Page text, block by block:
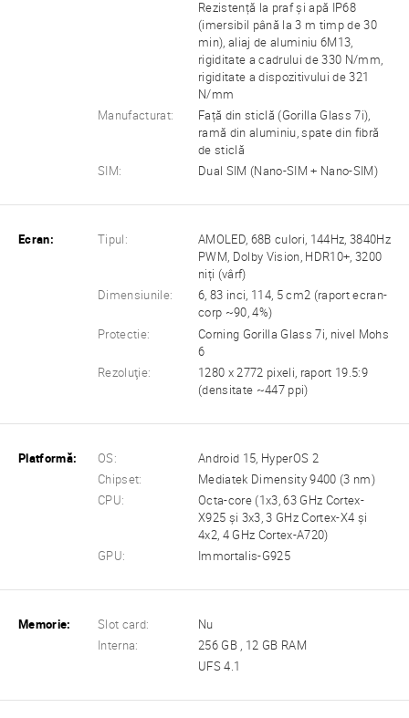
Rezistență la praf și apă IP68
(imersibil până la 3 m timp de 30
min), aliaj de aluminiu 6M13,
rigiditate a cadrului de 330 N/mm,
rigiditate a dispozitivului de 321
N/mm
Manufacturat:
Față din sticlă (Gorilla Glass 7i),
ramă din aluminiu, spate din fibră
de sticlă
SIM:
Dual SIM (Nano-SIM + Nano-SIM)
Ecran: Tipul:
AMOLED, 68B culori, 144Hz, 3840Hz
PWM, Dolby Vision, HDR10+, 3200
niți (vârf)
Dimensiunile:
6, 83 inci, 114, 5 cm2 (raport ecran-
corp ~90, 4%)
Protectie:
Corning Gorilla Glass 7i, nivel Mohs
6
Rezoluţie:
1280 x 2772 pixeli, raport 19.5:9
(densitate ~447 ppi)
Platformă: OS:
Android 15, HyperOS 2
Chipset:
Mediatek Dimensity 9400 (3 nm)
CPU:
Octa-core (1x3, 63 GHz Cortex-
X925 și 3x3, 3 GHz Cortex-X4 și
4x2, 4 GHz Cortex-A720)
GPU:
Immortalis-G925
Memorie: Slot card:
Nu
Interna:
256 GB , 12 GB RAM
UFS 4.1